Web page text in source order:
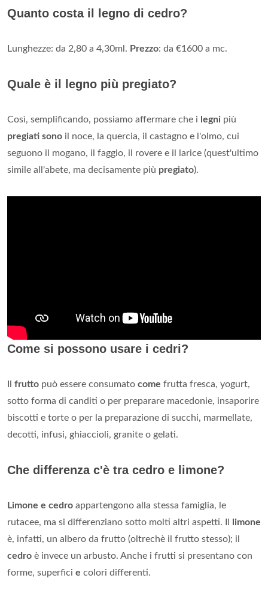
Quanto costa il legno di cedro?
Lunghezze: da 2,80 a 4,30ml. Prezzo: da €1600 a mc.
Quale è il legno più pregiato?
Così, semplificando, possiamo affermare che i legni più
pregiati sono il noce, la quercia, il castagno e l'olmo, cui
seguono il mogano, il faggio, il rovere e il larice (quest'ultimo
simile all'abete, ma decisamente più pregiato).
Come si possono usare i cedri?
frutto può essere consumato come frutta fresca, yogurt,
sotto forma di canditi o per preparare macedonie, insaporire
biscotti e torte o per la preparazione di succhi, marmellate,
decotti, infusi, ghiaccioli, granite o gelati.
Che differenza c'è tra cedro e limone?
Limone e cedro appartengono alla stessa famiglia, le
rutacee, ma si differenziano sotto molti altri aspetti. Il
limone
è, infatti, un albero da frutto (oltrechè il frutto stesso); il
cedro è invece un arbusto. Anche i frutti si presentano con
forme, superfici e colori differenti.